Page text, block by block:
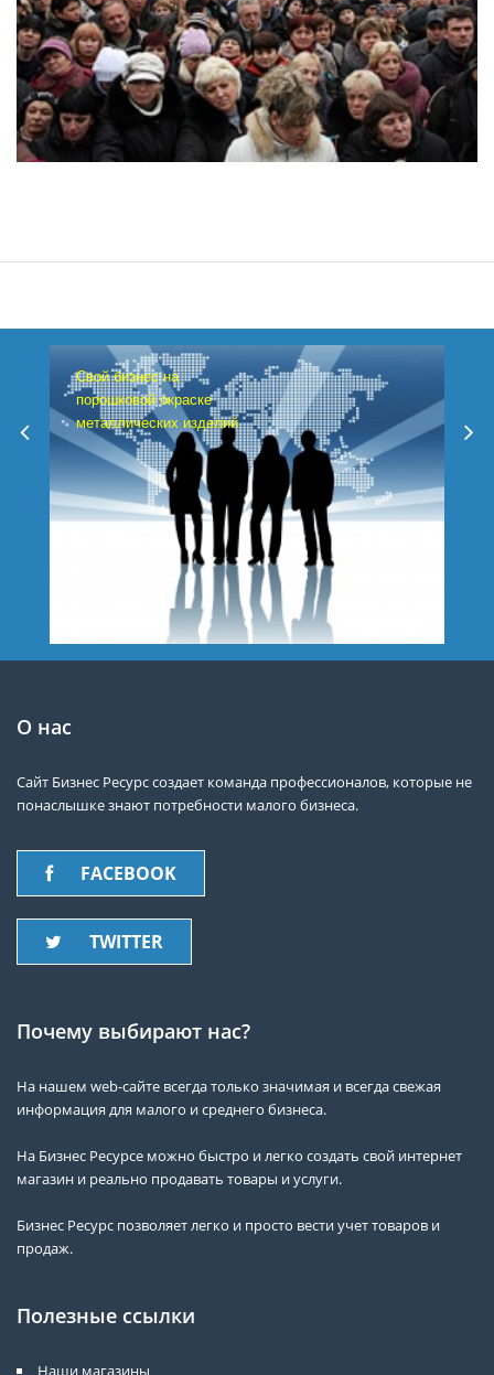
Свой бизнес на
порошковой окраске
металлических изделий
О нас
Сайт Бизнес Ресурс создает команда профессионалов, которые не
понаслышке знают потребности малого бизнеса.
FACEBOOK
TWITTER
Почему выбирают нас?
На нашем web-сайте всегда только значимая и всегда свежая
информация для малого и среднего бизнеса.
На Бизнес Ресурсе можно быстро и легко создать свой интернет
магазин и реально продавать товары и услуги.
Бизнес Ресурс позволяет легко и просто вести учет товаров и
продаж.
Полезные ссылки
Наши магазины